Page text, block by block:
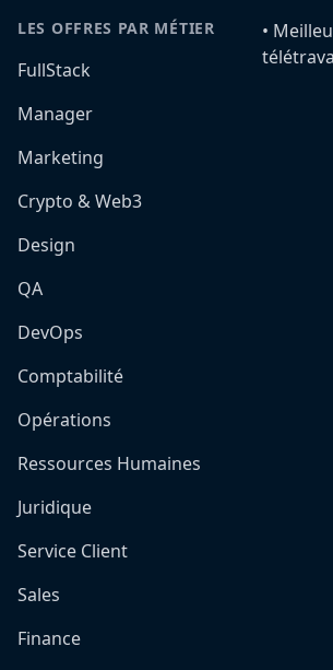
LES OFFRES PAR MÉTIER
FullStack
Manager
Marketing
Crypto & Web3
Design
QA
DevOps
Comptabilité
Opérations
Ressources Humaines
Juridique
Service Client
Sales
Finance
•️